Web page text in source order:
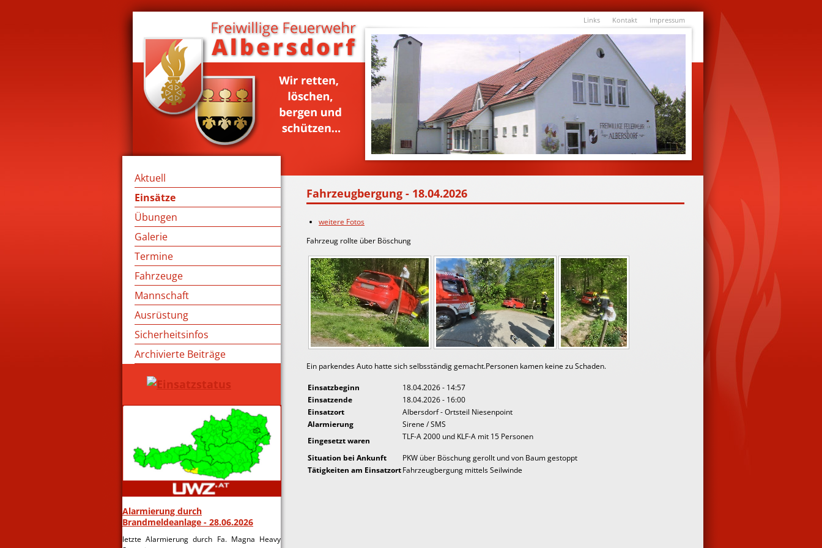
Impressum
Kontakt
Links
Aktuell
Einsätze
Übungen
Galerie
Termine
Fahrzeuge
Mannschaft
Ausrüstung
Sicherheitsinfos
Archivierte Beiträge
Alarmierung durch
Brandmeldeanlage - 28.06.2026
letzte Alarmierung durch Fa. Magna Heavy
Fahrzeugbergung - 18.04.2026
weitere Fotos
Fahrzeug rollte über Böschung
Ein parkendes Auto hatte sich selbsständig gemacht.Personen kamen keine zu Schaden.
Einsatzbeginn
18.04.2026 - 14:57
Einsatzende
18.04.2026 - 16:00
Einsatzort
Albersdorf - Ortsteil Niesenpoint
Alarmierung
Sirene / SMS
Eingesetzt waren
TLF-A 2000 und KLF-A mit 15 Personen
Situation bei Ankunft
PKW über Böschung gerollt und von Baum gestoppt
Tätigkeiten am EinsatzortFahrzeugbergung mittels Seilwinde